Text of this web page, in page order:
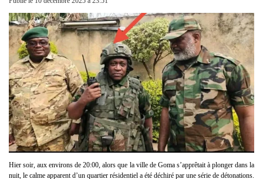
Hier soir, aux environs de 20:00, alors que la ville de Goma s’apprêtait à plonger dans la
nuit, le calme apparent d’un quartier résidentiel a été déchiré par une série de détonations.